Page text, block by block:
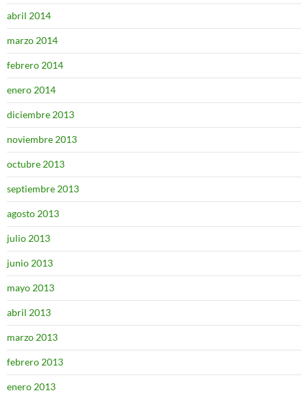
abril 2014
marzo 2014
febrero 2014
enero 2014
diciembre 2013
noviembre 2013
octubre 2013
septiembre 2013
agosto 2013
julio 2013
junio 2013
mayo 2013
abril 2013
marzo 2013
febrero 2013
enero 2013